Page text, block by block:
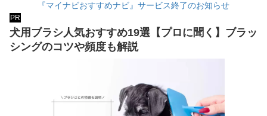
『マイナビおすすめナビ』サービス終了のお知らせ
PR
犬用ブラシ人気おすすめ19選【プロに聞く】ブラッ
シングのコツや頻度も解説